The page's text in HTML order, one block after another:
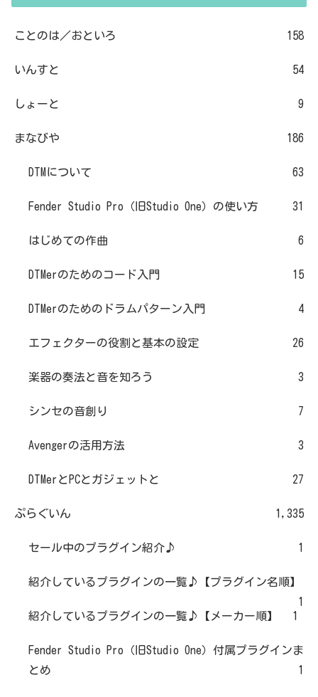
ことのは／おといろ 158
いんすと 54
しょーと 9
まなびや 186
DTMについて 63
Fender Studio Pro（旧Studio One）の使い方 31
はじめての作曲 6
DTMerのためのコード入門 15
DTMerのためのドラムパターン入門 4
エフェクターの役割と基本の設定 26
楽器の奏法と音を知ろう 3
シンセの音創り 7
Avengerの活用方法 3
DTMerとPCとガジェットと 27
ぷらぐいん 1,335
セール中のプラグイン紹介♪ 1
紹介しているプラグインの一覧♪【プラグイン名順】
1
紹介しているプラグインの一覧♪【メーカー順】
1
Fender Studio Pro（旧Studio One）付属プラグインま
とめ
1